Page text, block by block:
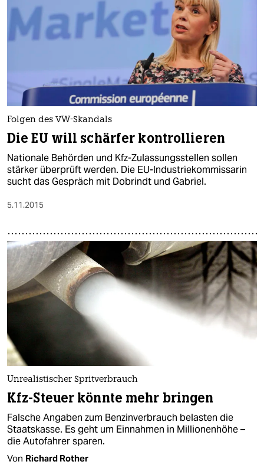
Folgen des VW-Skandals
Die EU will schärfer kontrollieren
Nationale Behörden und Kfz-Zulassungsstellen sollen
stärker überprüft werden. Die EU-Industriekommissarin
sucht das Gespräch mit Dobrindt und Gabriel.
5.11.2015
Unrealistischer Spritverbrauch
Kfz-Steuer könnte mehr bringen
Falsche Angaben zum Benzinverbrauch belasten die
Staatskasse. Es geht um Einnahmen in Millionenhöhe –
die Autofahrer sparen.
Von Richard Rother